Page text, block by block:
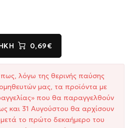
0,69€
λόγω της θερινής παύσης
μας, τα προϊόντα με
που θα παραγγελθούν
και 31 Αυγούστου θα αρχίσουν
το πρώτο δεκαήμερο του